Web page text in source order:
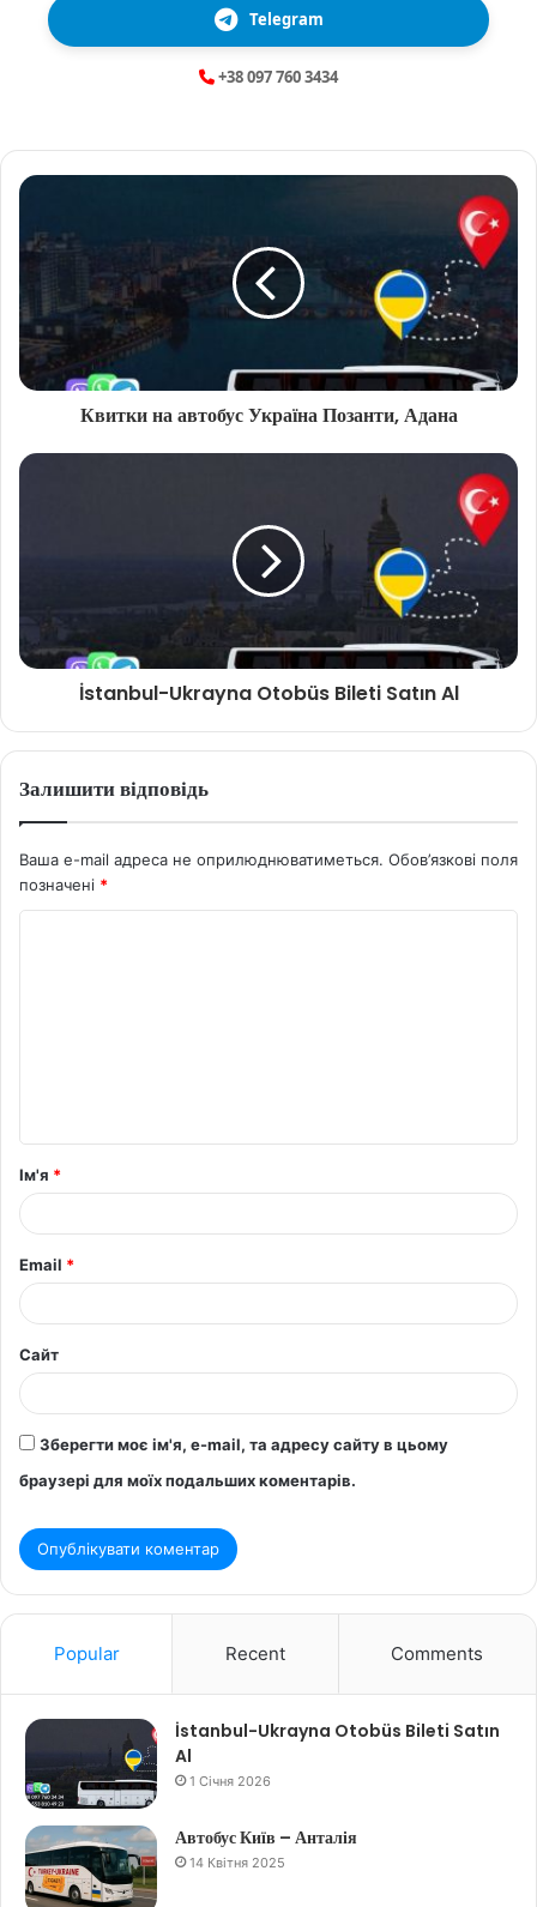
Telegram
+38 097 760 3434
Квитки на автобус Україна Позанти, Адана
İstanbul-Ukrayna Otobüs Bileti Satın Al
Залишити відповідь
Ваша e-mail адреса не оприлюднюватиметься. Обов’язкові поля
позначені *
а
р
*
Ім'я *
Email *
Сайт
Зберегти моє ім'я, e-mail, та адресу сайту в цьому
браузері для моїх подальших коментарів.
Popular Recent Comments
İstanbul-Ukrayna Otobüs Bileti Satın
Al
1 Січня 2026
Автобус Київ – Анталія
14 Квітня 2025